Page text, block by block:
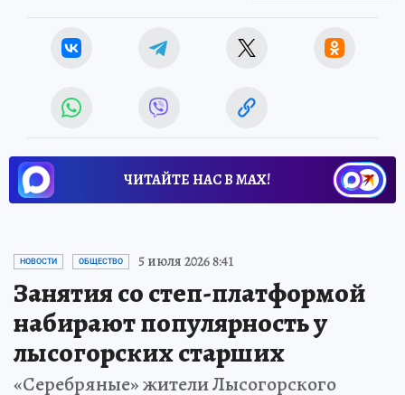
ЧИТАЙТЕ НАС В МАХ!
НОВОСТИ ОБЩЕСТВО 5 июля 2026 8:41
Занятия со степ-платформой
набирают популярность у
лысогорских старших
«Серебряные» жители Лысогорского